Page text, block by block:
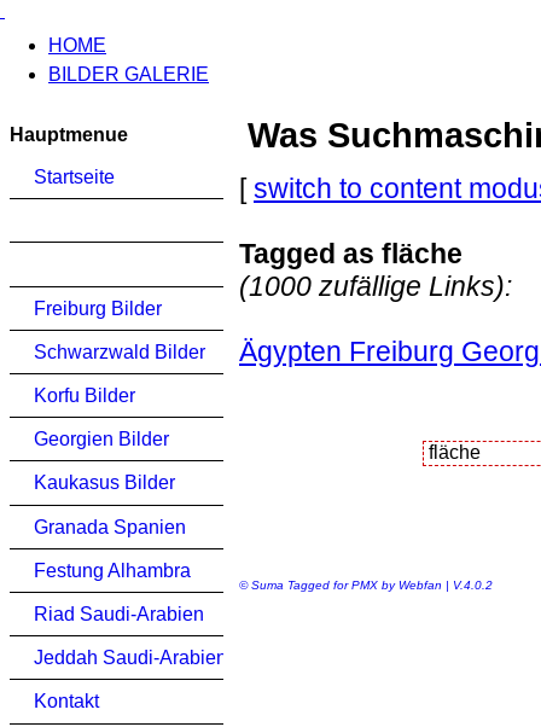
HOME
BILDER GALERIE
Hauptmenue
Startseite
Freiburg Bilder
Schwarzwald Bilder
Korfu Bilder
Georgien Bilder
Kaukasus Bilder
Granada Spanien
Festung Alhambra
Riad Saudi-Arabien
Jeddah Saudi-Arabien
Kontakt
Was
[switch to content
Tagged as fläche
(1000 zufällige Links):
Ägypten Freiburg
© Suma Tagged for PMX by Webfan | V.4.0.2